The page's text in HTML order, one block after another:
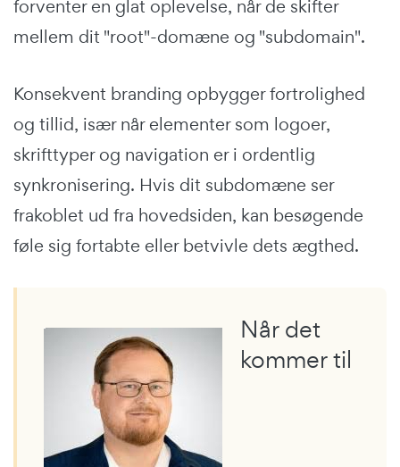
forventer en glat oplevelse, når de skifter
mellem dit "root"-domæne og "subdomain".
Konsekvent branding opbygger fortrolighed
og tillid, især når elementer som logoer,
skrifttyper og navigation er i ordentlig
synkronisering. Hvis dit subdomæne ser
frakoblet ud fra hovedsiden, kan besøgende
føle sig fortabte eller betvivle dets ægthed.
Når det
kommer til